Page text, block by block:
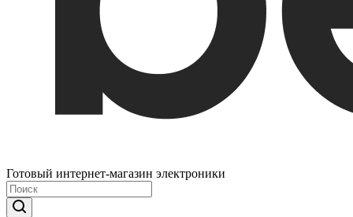
Готовый интернет-магазин электроники